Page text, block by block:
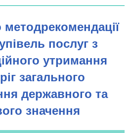
послуг з
утримання
загального
державного та
значення